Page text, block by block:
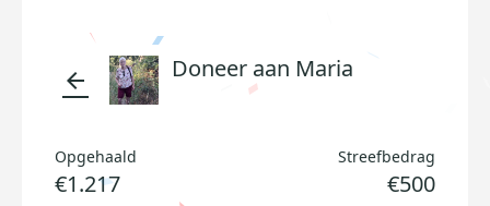
arrow_back Doneer aan Maria
Opgehaald
€1.217
Streefbedrag
€500